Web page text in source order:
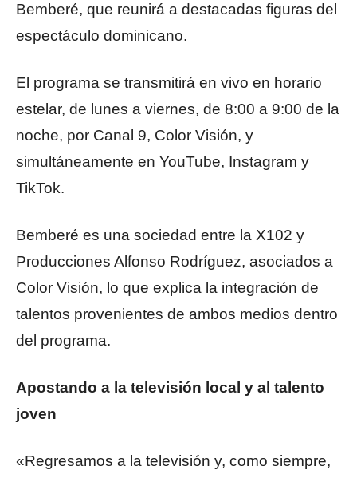
Bemberé, que reunirá a destacadas figuras del
espectáculo dominicano.
El programa se transmitirá en vivo en horario
estelar, de lunes a viernes, de 8:00 a 9:00 de la
noche, por Canal 9, Color Visión, y
simultáneamente en YouTube, Instagram y
TikTok.
Bemberé es una sociedad entre la X102 y
Producciones Alfonso Rodríguez, asociados a
Color Visión, lo que explica la integración de
talentos provenientes de ambos medios dentro
del programa.
Apostando a la televisión local y al talento
joven
«Regresamos a la televisión y, como siempre,